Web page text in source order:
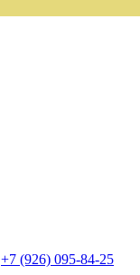
+7 (926) 095-84-25